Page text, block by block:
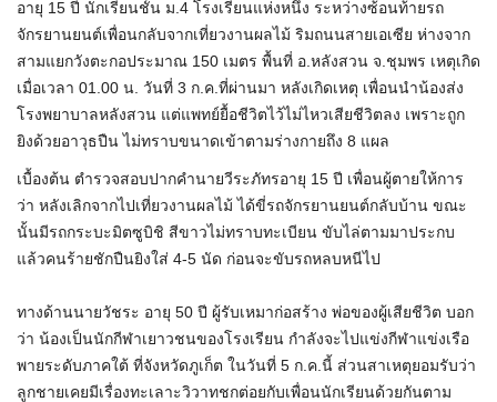
อายุ 15 ปี นักเรียนชั้น ม.4 โรงเรียนแห่งหนึ่ง ระหว่างซ้อนท้ายรถ
จักรยานยนต์เพื่อนกลับจากเที่ยวงานผลไม้ ริมถนนสายเอเซีย ห่างจาก
สามแยกวังตะกอประมาณ 150 เมตร พื้นที่ อ.หลังสวน จ.ชุมพร เหตุเกิด
เมื่อเวลา 01.00 น. วันที่ 3 ก.ค.ที่ผ่านมา หลังเกิดเหตุ เพื่อนนำน้องส่ง
โรงพยาบาลหลังสวน แต่แพทย์ยื้อชีวิตไว้ไม่ไหวเสียชีวิตลง เพราะถูก
ยิงด้วยอาวุธปืน ไม่ทราบขนาดเข้าตามร่างกายถึง 8 แผล
เบื้องต้น ตำรวจสอบปากคำนายวีระภัทรอายุ 15 ปี เพื่อนผู้ตายให้การ
ว่า หลังเลิกจากไปเที่ยวงานผลไม้ ได้ขี่รถจักรยานยนต์กลับบ้าน ขณะ
นั้นมีรถกระบะมิตซูบิชิ สีขาวไม่ทราบทะเบียน ขับไล่ตามมาประกบ
แล้วคนร้ายชักปืนยิงใส่ 4-5 นัด ก่อนจะขับรถหลบหนีไป
ทางด้านนายวัชระ อายุ 50 ปี ผู้รับเหมาก่อสร้าง พ่อของผู้เสียชีวิต บอก
ว่า น้องเป็นนักกีฬาเยาวชนของโรงเรียน กำลังจะไปแข่งกีฬาแข่งเรือ
พายระดับภาคใต้ ที่จังหวัดภูเก็ต ในวันที่ 5 ก.ค.นี้ ส่วนสาเหตุยอมรับว่า
ลูกชายเคยมีเรื่องทะเลาะวิวาทชกต่อยกับเพื่อนนักเรียนด้วยกันตาม